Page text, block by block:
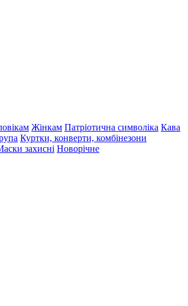
Жінкам Патріотична символіка Кава
Куртки, конверти, комбінезони
захисні Новорічне